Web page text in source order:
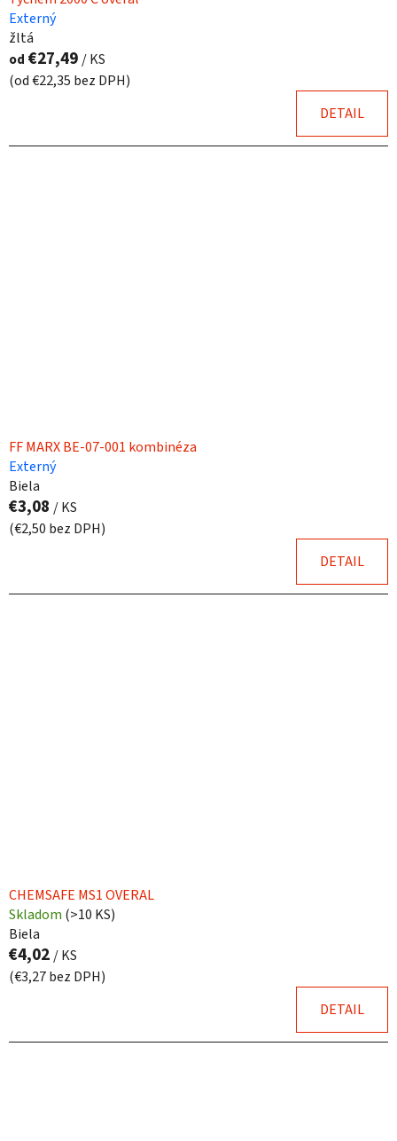
Externý
žltá
od €27,49 / KS
(od €22,35 bez DPH)
DETAIL
FF MARX BE-07-001 kombinéza
Externý
Biela
€3,08 / KS
(€2,50 bez DPH)
DETAIL
CHEMSAFE MS1 OVERAL
Skladom (>10 KS)
Biela
€4,02 / KS
(€3,27 bez DPH)
DETAIL